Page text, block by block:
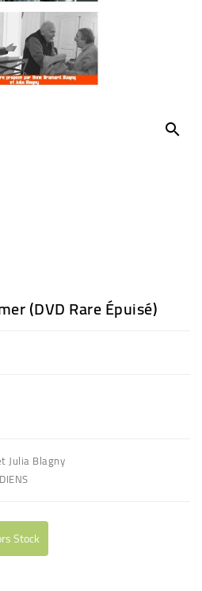
search
(DVD Rare Épuisé)
Julia Blagny
Stock